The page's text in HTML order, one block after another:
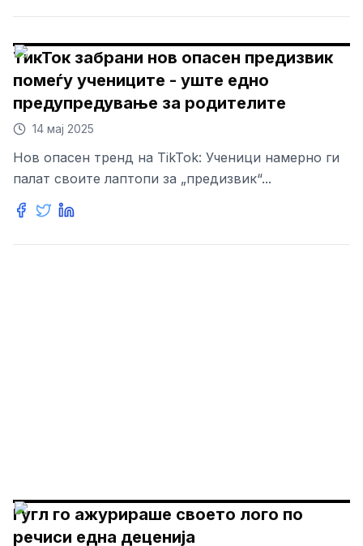
ТикТок забрани нов опасен предизвик
помеѓу учениците - уште едно
предупредување за родителите
14 мај 2025
Нов опасен тренд на TikTok: Ученици намерно ги
палат своите лаптопи за „предизвик“...
Гугл го ажурираше своето лого по
речиси една деценија